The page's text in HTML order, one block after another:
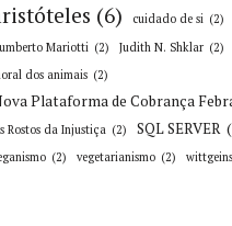
(6) cuidado de si (2)
Mariotti (2) Judith N. Shklar (2)
dos animais (2)
Plataforma de Cobrança
Rostos da Injustiça (2) SQL SERVER
(2) vegetarianismo (2)